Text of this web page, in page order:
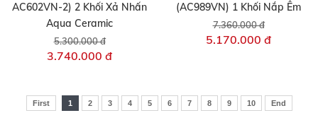
AC602VN-2) 2 Khối Xả Nhấn
Aqua Ceramic
5.300.000 đ
3.740.000 đ
(AC989VN) 1 Khối Nắp Êm
7.360.000 đ
5.170.000 đ
First 1 2 3 4 5 6 7 8 9 10 End